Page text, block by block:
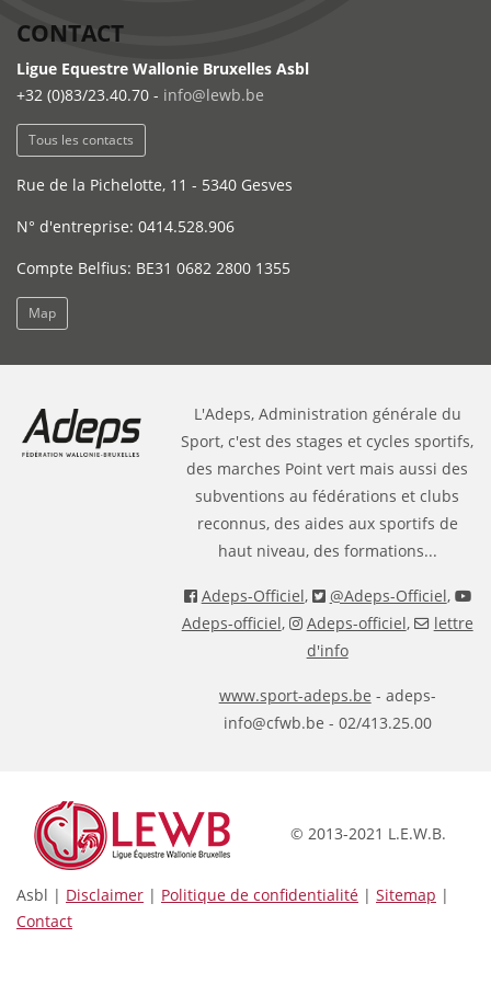
CONTACT
Ligue Equestre Wallonie Bruxelles Asbl
+32 (0)83/23.40.70 - info@lewb.be
Tous les contacts
Rue de la Pichelotte, 11 - 5340 Gesves
N° d'entreprise: 0414.528.906
Compte Belfius: BE31 0682 2800 1355
Map
L'Adeps, Administration générale du
Sport, c'est des stages et cycles sportifs,
des marches Point vert mais aussi des
subventions au fédérations et clubs
reconnus, des aides aux sportifs de
haut niveau, des formations...
Adeps-Officiel, @Adeps-Officiel,
Adeps-officiel, Adeps-officiel,
lettre
d'info
www.sport-adeps.be - adeps-
info@cfwb.be - 02/413.25.00
© 2013-2021 L.E.W.B.
Asbl | Disclaimer | Politique de confidentialité | Sitemap |
Contact